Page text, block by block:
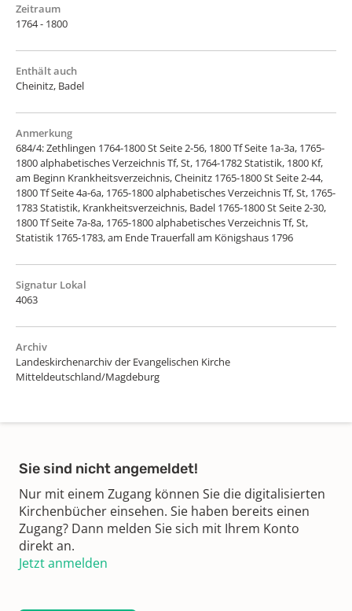
Zeitraum
1764 - 1800
Enthält auch
Cheinitz, Badel
Anmerkung
684/4: Zethlingen 1764-1800 St Seite 2-56, 1800 Tf Seite 1a-3a, 1765-
1800 alphabetisches Verzeichnis Tf, St, 1764-1782 Statistik, 1800 Kf,
am Beginn Krankheitsverzeichnis, Cheinitz 1765-1800 St Seite 2-44,
1800 Tf Seite 4a-6a, 1765-1800 alphabetisches Verzeichnis Tf, St, 1765-
1783 Statistik, Krankheitsverzeichnis, Badel 1765-1800 St Seite 2-30,
1800 Tf Seite 7a-8a, 1765-1800 alphabetisches Verzeichnis Tf, St,
Statistik 1765-1783, am Ende Trauerfall am Königshaus 1796
Signatur Lokal
4063
Archiv
Landeskirchenarchiv der Evangelischen Kirche
Mitteldeutschland/Magdeburg
Sie sind nicht angemeldet!
Nur mit einem Zugang können Sie die digitalisierten
Kirchenbücher einsehen. Sie haben bereits einen
Zugang? Dann melden Sie sich mit Ihrem Konto
direkt an.
Jetzt anmelden